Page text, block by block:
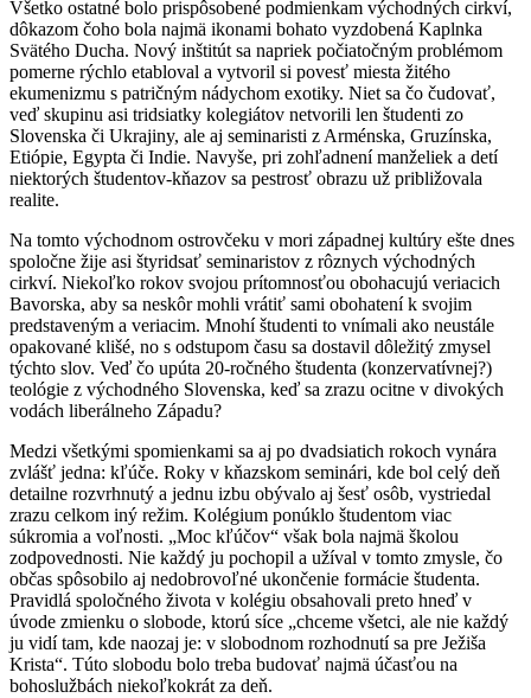
Všetko ostatné bolo prispôsobené podmienkam východných cirkví,
dôkazom čoho bola najmä ikonami bohato vyzdobená Kaplnka
Svätého Ducha. Nový inštitút sa napriek počiatočným problémom
pomerne rýchlo etabloval a vytvoril si povesť miesta žitého
ekumenizmu s patričným nádychom exotiky. Niet sa čo čudovať,
veď skupinu asi tridsiatky kolegiátov netvorili len študenti zo
Slovenska či Ukrajiny, ale aj seminaristi z Arménska, Gruzínska,
Etiópie, Egypta či Indie. Navyše, pri zohľadnení manželiek a detí
niektorých študentov-kňazov sa pestrosť obrazu už približovala
realite.
Na tomto východnom ostrovčeku v mori západnej kultúry ešte dnes
spoločne žije asi štyridsať seminaristov z rôznych východných
cirkví. Niekoľko rokov svojou prítomnosťou obohacujú veriacich
Bavorska, aby sa neskôr mohli vrátiť sami obohatení k svojim
predstaveným a veriacim. Mnohí študenti to vnímali ako neustále
opakované klišé, no s odstupom času sa dostavil dôležitý zmysel
týchto slov. Veď čo upúta 20-ročného študenta (konzervatívnej?)
teológie z východného Slovenska, keď sa zrazu ocitne v divokých
vodách liberálneho Západu?
Medzi všetkými spomienkami sa aj po dvadsiatich rokoch vynára
zvlášť jedna: kľúče. Roky v kňazskom seminári, kde bol celý deň
detailne rozvrhnutý a jednu izbu obývalo aj šesť osôb, vystriedal
zrazu celkom iný režim. Kolégium ponúklo študentom viac
súkromia a voľnosti. „Moc kľúčov“ však bola najmä školou
zodpovednosti. Nie každý ju pochopil a užíval v tomto zmysle, čo
občas spôsobilo aj nedobrovoľné ukončenie formácie študenta.
Pravidlá spoločného života v kolégiu obsahovali preto hneď v
úvode zmienku o slobode, ktorú síce „chceme všetci, ale nie každý
ju vidí tam, kde naozaj je: v slobodnom rozhodnutí sa pre Ježiša
Krista“. Túto slobodu bolo treba budovať najmä účasťou na
bohoslužbách niekoľkokrát za deň.